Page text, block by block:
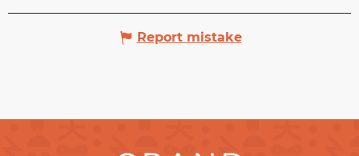
Report mistake